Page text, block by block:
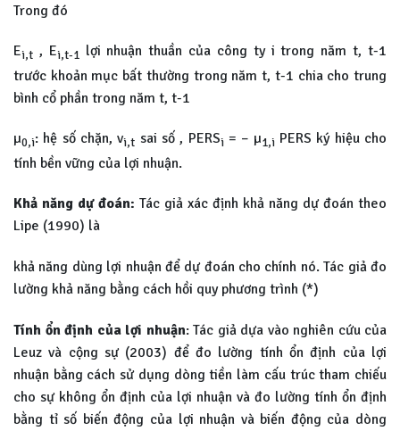
Trong đó
Ei,t , Ei,t-1 lợi nhuận thuần của công ty i trong năm t, t-1
trước khoản mục bất thường trong năm t, t-1 chia cho trung
bình cổ phần trong năm t, t-1
µ0,i: hệ số chặn, vi,t sai số , PERSi= – µ1,iPERS ký hiệu cho
tính bền vững của lợi nhuận.
Khả năng dự đoán: Tác giả xác định khả năng dự đoán theo
Lipe (1990) là
khả năng dùng lợi nhuận để dự đoán cho chính nó. Tác giả đo
lường khả năng bằng cách hồi quy phương trình (*)
Tính ổn định của lợi nhuận: Tác giả dựa vào nghiên cứu của
Leuz và cộng sự (2003) để đo lường tính ổn định của lợi
nhuận bằng cách sử dụng dòng tiền làm cấu trúc tham chiếu
cho sự không ổn định của lợi nhuận và đo lường tính ổn định
bằng tỉ số biến động của lợi nhuận và biến động của dòng